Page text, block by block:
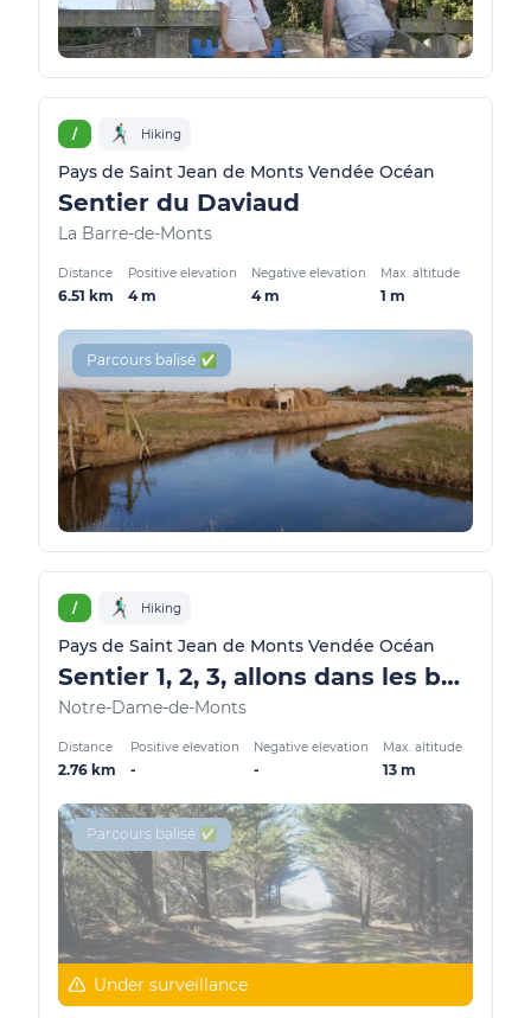
/ Hiking
Pays de Saint Jean de Monts Vendée Océan
Sentier du Daviaud
La Barre-de-Monts
Distance
6.51 km
Positive elevation
4 m
Negative elevation
4 m
Max. altitude
1 m
Parcours balisé ✅
/ Hiking
Pays de Saint Jean de Monts Vendée Océan
Sentier 1, 2, 3, allons dans les bois
Notre-Dame-de-Monts
Distance
2.76 km
Positive elevation
-
Negative elevation
-
Max. altitude
13 m
Parcours balisé ✅
Under surveillance